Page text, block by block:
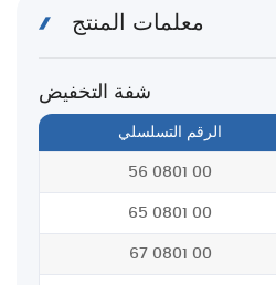
معلمات المنتج
شفة التخفيض
الرقم التسلسلي
56 0801 00
65 0801 00
67 0801 00